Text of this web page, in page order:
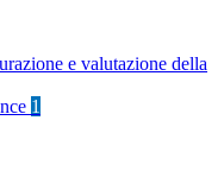
e valutazione della
1